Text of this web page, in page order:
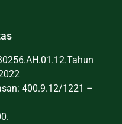
400.9.12/1221 –